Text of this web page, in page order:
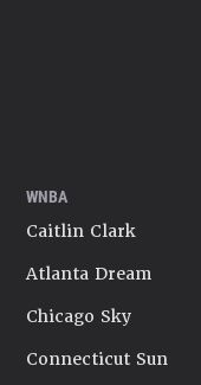
WNBA
Caitlin Clark
Atlanta Dream
Chicago Sky
Connecticut Sun